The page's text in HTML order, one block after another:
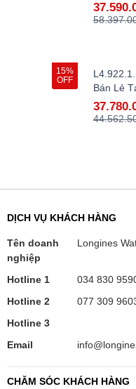
15%
OFF
Bán Lẻ
CHĂM SÓC KHÁCH HÀNG
DỊCH VỤ KHÁCH HÀNG
Tên doanh
nghiệp
Longines
Hotline 1
034 830
Hotline 2
077 309
Hotline 3
Email